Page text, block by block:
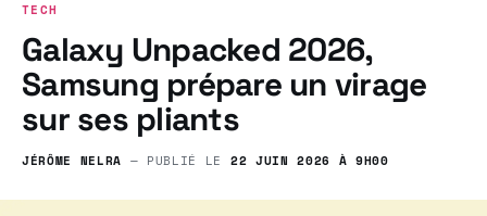
TECH
Galaxy Unpacked 2026,
Samsung prépare un virage
sur ses pliants
JÉRÔME NELRA — PUBLIÉ LE 22 JUIN 2026 À 9H00